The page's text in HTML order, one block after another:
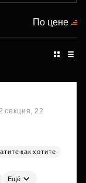
По цене
секция, 22
как хотите
Ещё